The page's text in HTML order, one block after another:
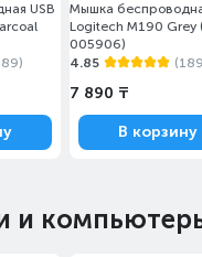
USB
Мышка
Logitech M190 Grey
005906)
4.85
7 890 ₸
В корзину
и